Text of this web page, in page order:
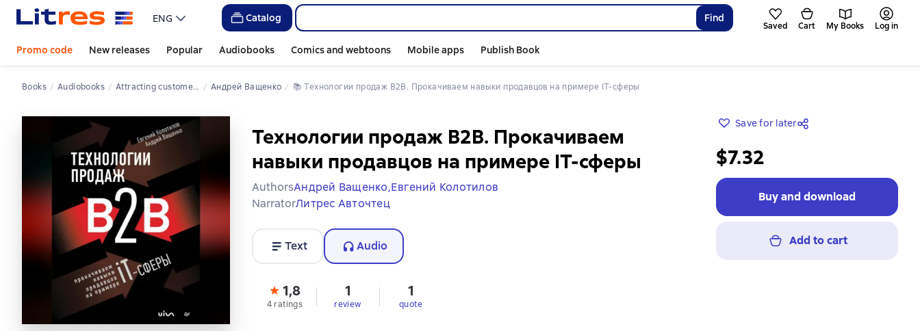
ENG Catalog Find
Saved Cart My Books Log in
Promo code New releases Popular Audiobooks Comics and webtoons Mobile apps Publish Book
Books Audiobooks Attracting customers Андрей Ващенко 📚 Технологии продаж B2B. Прокачиваем навыки продавцов на примере IT-сферы
Технологии продаж B2B. Прокачиваем
навыки продавцов на примере IT-сферы
AuthorsАндрей Ващенко,Евгений Колотилов
NarratorЛитрес Авточтец
Text Audio
1,8
4 ratings
1
review
1
quote
Save for later
$7.32
Buy and download
Add to cart